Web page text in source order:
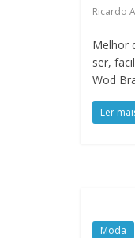
Ricardo
Melhor
ser,
Wod
Ler
Moda